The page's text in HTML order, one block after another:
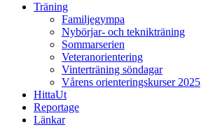
Träning
Familjegympa
Nybörjar- och teknikträning
Sommarserien
Veteranorientering
Vinterträning söndagar
Vårens orienteringskurser 2025
HittaUt
Reportage
Länkar